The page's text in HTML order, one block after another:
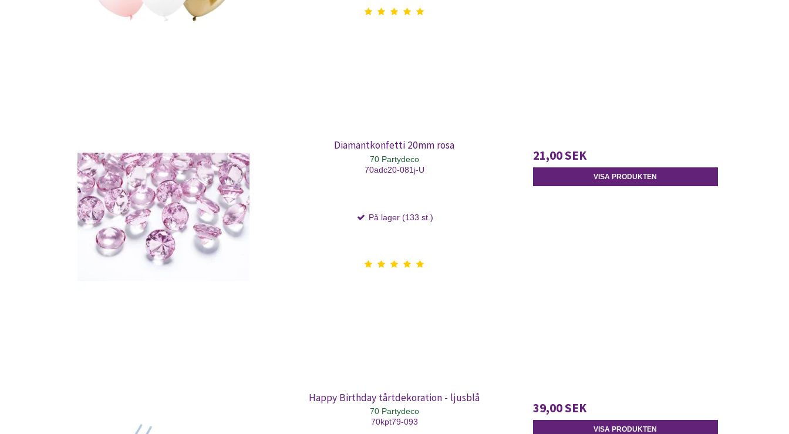
Diamantkonfetti 20mm rosa
70 Partydeco
70adc20-081j-U
På lager (133 st.)
21,00 SEK
VISA PRODUKTEN
Happy Birthday tårtdekoration - ljusblå
70 Partydeco
70kpt79-093
39,00 SEK
VISA PRODUKTEN